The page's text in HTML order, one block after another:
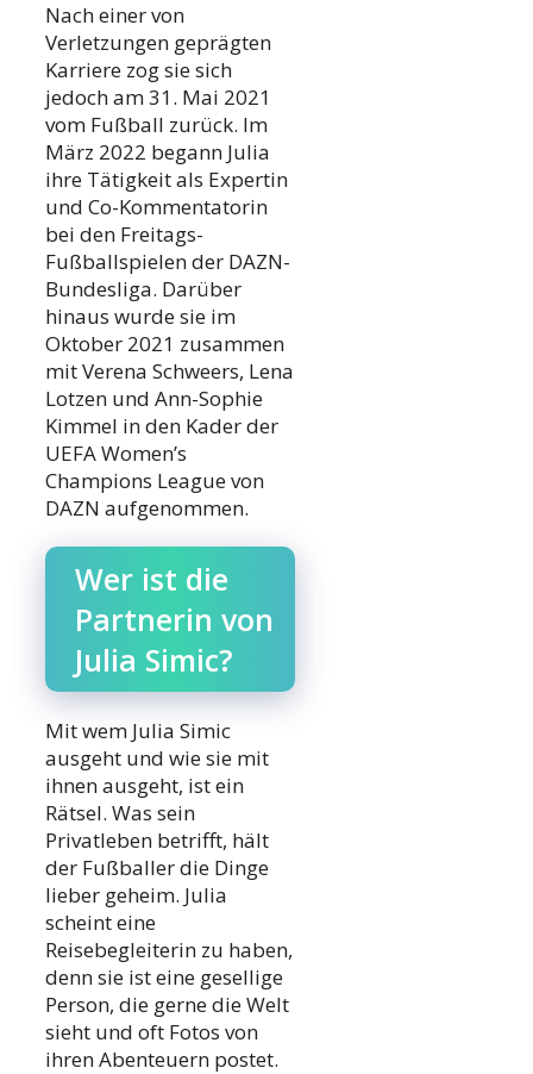
Nach einer von
Verletzungen geprägten
Karriere zog sie sich
jedoch am 31. Mai 2021
vom Fußball zurück. Im
März 2022 begann Julia
ihre Tätigkeit als Expertin
und Co-Kommentatorin
bei den Freitags-
Fußballspielen der DAZN-
Bundesliga. Darüber
hinaus wurde sie im
Oktober 2021 zusammen
mit Verena Schweers, Lena
Lotzen und Ann-Sophie
Kimmel in den Kader der
UEFA Women’s
Champions League von
DAZN aufgenommen.
Wer ist die
Partnerin von
Julia Simic?
Mit wem Julia Simic
ausgeht und wie sie mit
ihnen ausgeht, ist ein
Rätsel. Was sein
Privatleben betrifft, hält
der Fußballer die Dinge
lieber geheim. Julia
scheint eine
Reisebegleiterin zu haben,
denn sie ist eine gesellige
Person, die gerne die Welt
sieht und oft Fotos von
ihren Abenteuern postet.